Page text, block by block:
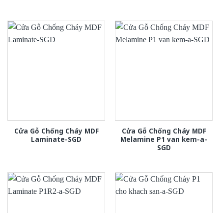
Cửa Gỗ Chống Cháy MDF
Laminate-SGD
Cửa Gỗ Chống Cháy MDF
Melamine P1 van kem-a-
SGD